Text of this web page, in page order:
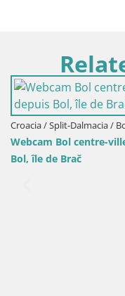
Croacia / Split-Dalmacia /
Webcam Bol centre-
Bol, île de Brač